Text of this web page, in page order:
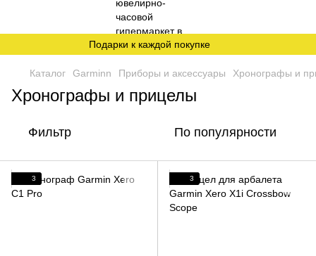
Подарки к каждой покупке
Каталог Garminn Приборы и аксессуары Хронографы и
Хронографы и прицелы
Фильтр По популярности
3 3